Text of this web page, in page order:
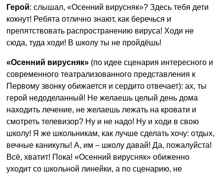
Герой: слышал, «Осенний вирусняк»? Здесь тебя дети
кокнут! Ребята отлично знают, как беречься и
препятствовать распространению вируса! Ходи не
сюда, туда ходи! В школу ты не пройдёшь!
«Осенний вирусняк» (по идее сценария интересного и
современного театрализованного представления к
Первому звонку обижается и сердито отвечает): ах, ты
герой недоделанный! Не желаешь целый день дома
находить лечение, не желаешь лежать на кровати и
смотреть телевизор? Ну и не надо! Ну и ходи в свою
школу! Я же школьникам, как лучше сделать хочу: отдых,
вечные каникулы! А, им – школу давай! Да, пожалуйста!
Всё, хватит! Пока! «Осенний вирусняк» обиженно
уходит со школьной линейки, а по сценарию, не